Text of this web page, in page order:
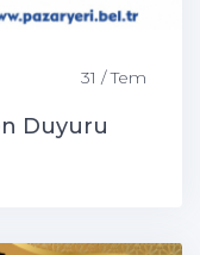
31 / Tem
Duyuru